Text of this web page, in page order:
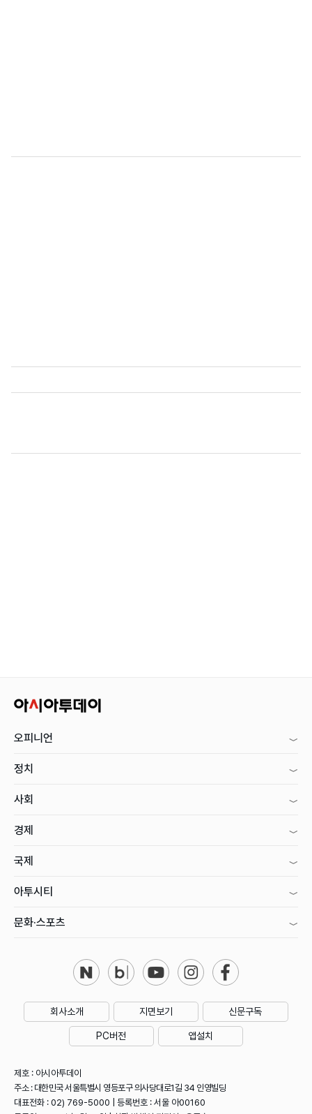
오피니언
정치
사회
경제
국제
아투시티
문화·스포츠
회사소개 지면보기 신문구독
PC버전 앱설치
제호 : 아시아투데이
주소 : 대한민국 서울특별시 영등포구 의사당대로1길 34 인영빌딩
대표전화 : 02) 769-5000 | 등록번호 : 서울 아00160